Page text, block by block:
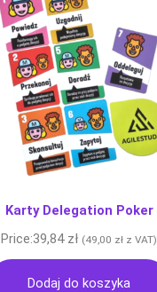
Karty Delegation Poker
Price:39,84 zł (49,00 zł z VAT)
Dodaj do koszyka